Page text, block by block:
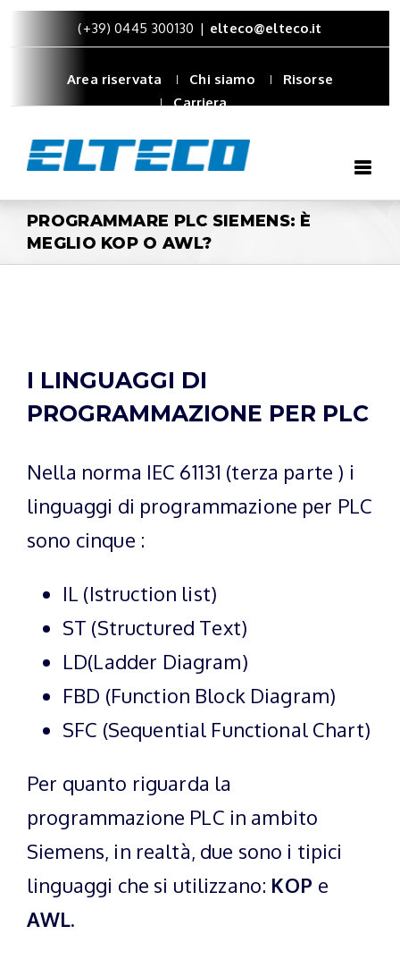
(+39) 0445 300130 | elteco@elteco.it
Area riservata Chi siamo
Risorse
Carriera
PROGRAMMARE PLC SIEMENS: È
MEGLIO KOP O AWL?
I LINGUAGGI DI
PROGRAMMAZIONE PER PLC
Nella norma IEC 61131 (terza parte ) i
linguaggi di programmazione per PLC
sono cinque :
IL (Istruction list)
ST (Structured Text)
LD(Ladder Diagram)
FBD (Function Block Diagram)
SFC (Sequential Functional Chart)
Per quanto riguarda la
programmazione PLC in ambito
Siemens, in realtà, due sono i tipici
linguaggi che si utilizzano: KOP e
AWL.